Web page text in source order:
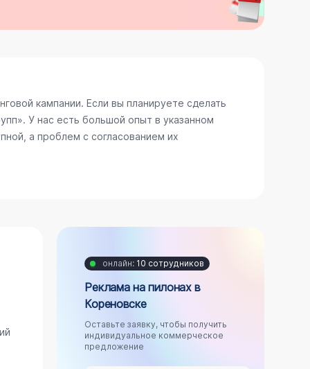
кампании. Если вы планируете сделать
У нас есть большой опыт в указанном
а проблем с согласованием их
онлайн: 10 сотрудников
Реклама на пилонах в
Кореновске
Оставьте заявку, чтобы получить
индивидуальное коммерческое
предложение